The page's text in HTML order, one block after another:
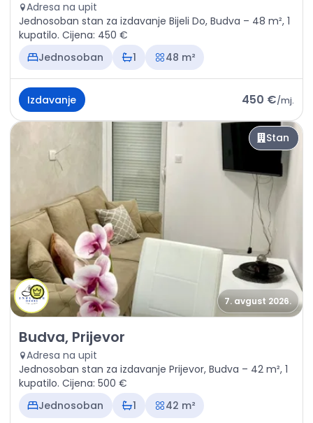
Adresa na upit
Jednosoban stan za izdavanje Bijeli Do, Budva – 48 m², 1
kupatilo. Cijena: 450 €
Jednosoban
1 48 m²
Izdavanje 450 €/mj.
Stan
7. avgust 2026.
Izdavanje - Stan Budva, Prijevor
Budva, Prijevor
Adresa na upit
Jednosoban stan za izdavanje Prijevor, Budva – 42 m², 1
kupatilo. Cijena: 500 €
Jednosoban
1 42 m²